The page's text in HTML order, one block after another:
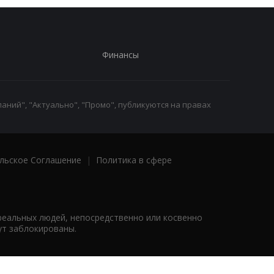
Финансы
"Актуально", "Промо", публикуются на правах
Соглашение |
Политика в сфере
людей, непосредственно или косвенно
заблокированы.